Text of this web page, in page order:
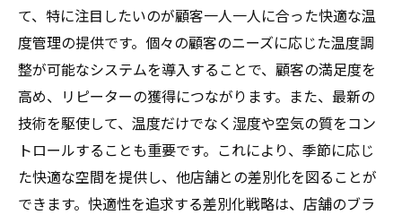
て、特に注目したいのが顧客一人一人に合った快適な温
度管理の提供です。個々の顧客のニーズに応じた温度調
整が可能なシステムを導入することで、顧客の満足度を
高め、リピーターの獲得につながります。また、最新の
技術を駆使して、温度だけでなく湿度や空気の質をコン
トロールすることも重要です。これにより、季節に応じ
た快適な空間を提供し、他店舗との差別化を図ることが
できます。快適性を追求する差別化戦略は、店舗のブラ